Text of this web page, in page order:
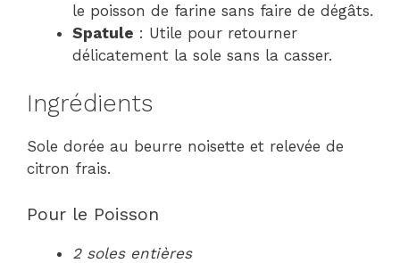
le poisson de farine sans faire de dégâts.
Spatule : Utile pour retourner
délicatement la sole sans la casser.
Ingrédients
Sole dorée au beurre noisette et relevée de
citron frais.
Pour le Poisson
2 soles entières